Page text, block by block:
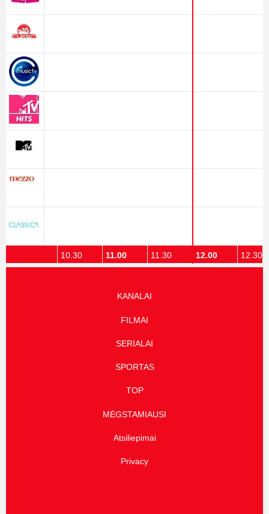
10.30 11.00 11.30 12.00 12.30
KANALAI
FILMAI
SERIALAI
SPORTAS
TOP
MĖGSTAMIAUSI
Atsiliepimai
Privacy